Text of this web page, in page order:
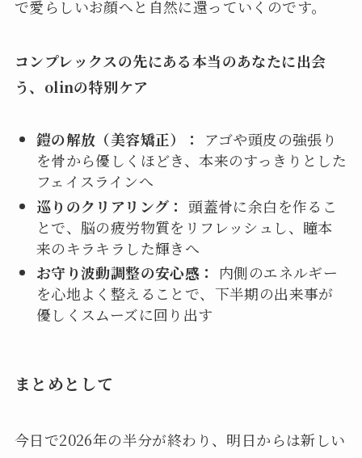
で愛らしいお顔へと自然に還っていくのです。
コンプレックスの先にある本当のあなたに出会
う、olinの特別ケア
鎧の解放（美容矯正）：
アゴや頭皮の強張り
を骨から優しくほどき、本来のすっきりとした
フェイスラインへ
巡りのクリアリング： 頭蓋骨に余白を作るこ
とで、脳の疲労物質をリフレッシュし、瞳本
来のキラキラした輝きへ
お守り波動調整の安心感：
内側のエネルギー
を心地よく整えることで、下半期の出来事が
優しくスムーズに回り出す
まとめとして
今日で2026年の半分が終わり、明日からは新しい